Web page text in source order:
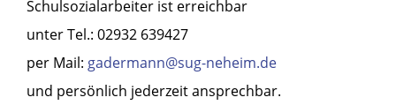
Schulsozialarbeiter ist erreichbar
unter Tel.: 02932 639427
per Mail: gadermann@sug-neheim.de
und persönlich jederzeit ansprechbar.